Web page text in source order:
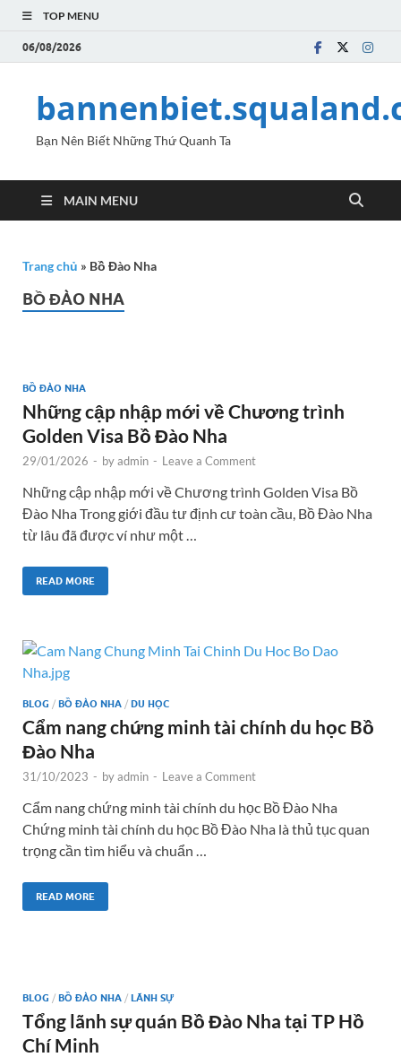
TOP MENU
06/08/2026
Bạn Nên Biết Những Thứ Quanh Ta
MAIN MENU
Trang chủ » Bồ Đào Nha
BỒ ĐÀO NHA
BỒ ĐÀO NHA
Những cập nhập mới về Chương trình
Golden Visa Bồ Đào Nha
29/01/2026 - byadmin - Leave a Comment
Những cập nhập mới về Chương trình Golden Visa Bồ
Đào Nha Trong giới đầu tư định cư toàn cầu, Bồ Đào Nha
từ lâu đã được ví như một …
READ MORE
BLOG / BỒ ĐÀO NHA / DU HỌC
Cẩm nang chứng minh tài chính du học Bồ
Đào Nha
31/10/2023 - byadmin - Leave a Comment
Cẩm nang chứng minh tài chính du học Bồ Đào Nha
Chứng minh tài chính du học Bồ Đào Nha là thủ tục quan
trọng cần tìm hiểu và chuẩn …
READ MORE
BLOG / BỒ ĐÀO NHA / LÃNH SỰ
Tổng lãnh sự quán Bồ Đào Nha tại TP Hồ
Chí Minh